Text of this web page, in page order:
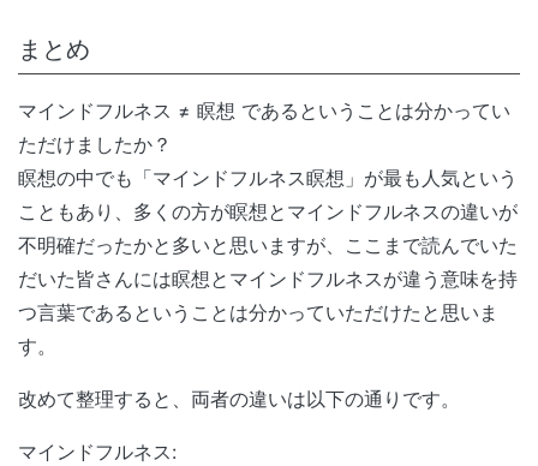
まとめ
マインドフルネス ≠ 瞑想 であるということは分かってい
ただけましたか？
瞑想の中でも「マインドフルネス瞑想」が最も人気という
こともあり、多くの方が瞑想とマインドフルネスの違いが
不明確だったかと多いと思いますが、ここまで読んでいた
だいた皆さんには瞑想とマインドフルネスが違う意味を持
つ言葉であるということは分かっていただけたと思いま
す。
改めて整理すると、両者の違いは以下の通りです。
マインドフルネス: